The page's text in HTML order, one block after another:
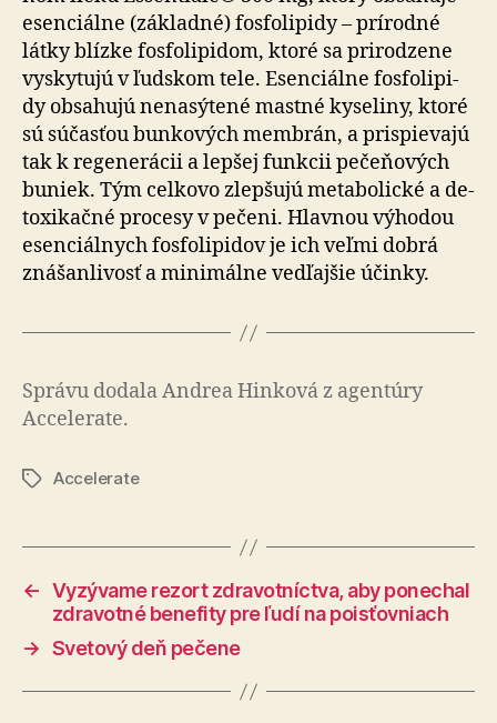
esen­ciálne (základné) fosfo­li­pidy – prí­rodné
látky blízke fosfo­li­pi­dom, ktoré sa pri­ro­dzene
vysky­tujú v ľudskom tele. Esen­ciálne fosfo­li­pi­
dy obsa­hu­jú ne­na­sý­tené mastné kyseliny, ktoré
sú súčasťou bunkových membrán, a prispie­va­jú
tak k re­ge­ne­rá­cii a lepšej funkcii pe­če­ňo­vých
buniek. Tým celkovo zlepšujú meta­bo­lické a de­
to­xi­kačné procesy v pe­čeni. Hlavnou výhodou
esen­ciál­nych fosfo­li­pidov je ich veľmi dobrá
zná­šan­li­vosť a mi­ni­mál­ne ved­ľaj­šie účinky.
Správu dodala Andrea Hinková z agen­tú­ry
Acce­le­rate.
ZnačkyAccelerate
← Vyzývame rezort zdravotníctva, aby ponechal
zdravotné benefity pre ľudí na poisťovniach
→ Svetový deň pečene